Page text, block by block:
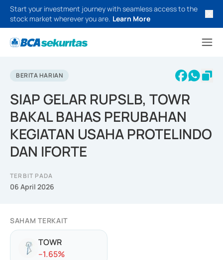
Start your investment journey with seamless access to the
stock market wherever you are. Learn More
BERITA HARIAN
SIAP GELAR RUPSLB, TOWR
BAKAL BAHAS PERUBAHAN
KEGIATAN USAHA PROTELINDO
DAN IFORTE
TERBIT PADA
06 April 2026
SAHAM TERKAIT
TOWR
--1.65%